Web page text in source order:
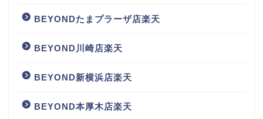
BEYONDたまプラーザ店楽天
BEYOND川崎店楽天
BEYOND新横浜店楽天
BEYOND本厚木店楽天